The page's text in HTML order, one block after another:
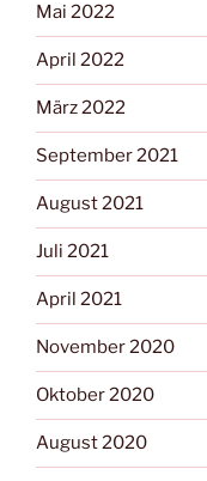
Mai 2022
April 2022
März 2022
September 2021
August 2021
Juli 2021
April 2021
November 2020
Oktober 2020
August 2020